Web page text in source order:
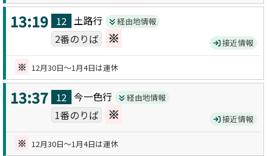
13:19 12 土路行 経由地情報
2番のりば ※ 接近情報
※ 12月30日～1月4日は運休
13:37 12 今一色行 経由地情報
1番のりば ※ 接近情報
※ 12月30日～1月4日は運休